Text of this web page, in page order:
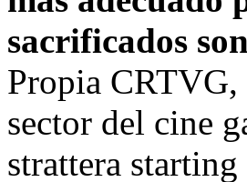
sacrificados
Propia CRTVG,
sector del cine
strattera